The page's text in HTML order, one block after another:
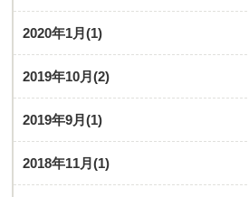
2020年1月(1)
2019年10月(2)
2019年9月(1)
2018年11月(1)